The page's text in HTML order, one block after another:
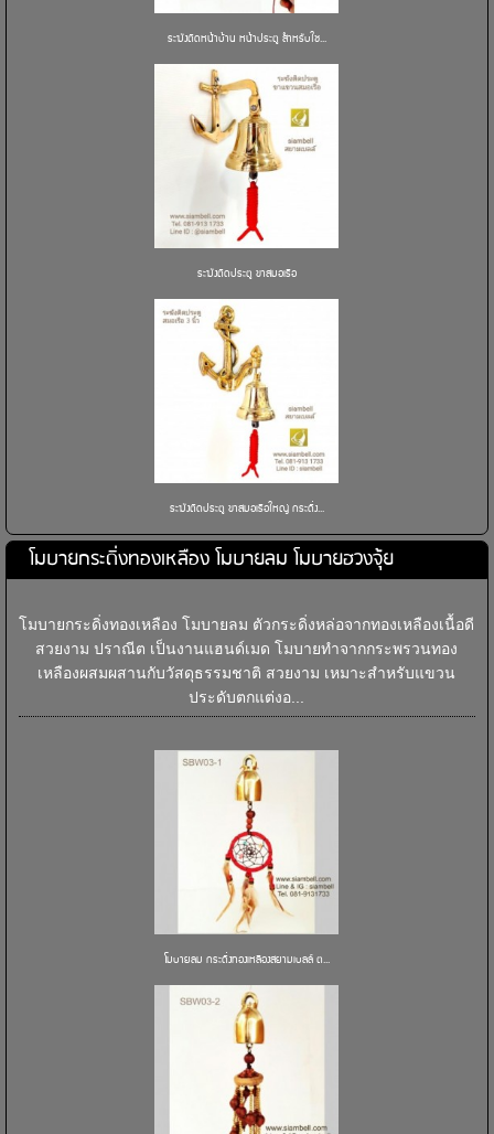
ระฆังติดหน้าบ้าน หน้าประตู สำหรับใช...
ระฆังติดประตู ขาสมอเรือ
ระฆังติดประตู ขาสมอเรือใหญ่ กระดิ่ง...
โมบายกระดิ่งทองเหลือง โมบายลม โมบายฮวงจุ้ย
โมบายกระดิ่งทองเหลือง โมบายลม ตัวกระดิ่งหล่อจากทองเหลืองเนื้อดี
สวยงาม ปราณีต เป็นงานแฮนด์เมด โมบายทำจากกระพรวนทอง
เหลืองผสมผสานกับวัสดุธรรมชาติ สวยงาม เหมาะสำหรับแขวน
ประดับตกแต่งอ...
โมบายลม กระดิ่งทองเหลืองสยามเบลล์ ต...